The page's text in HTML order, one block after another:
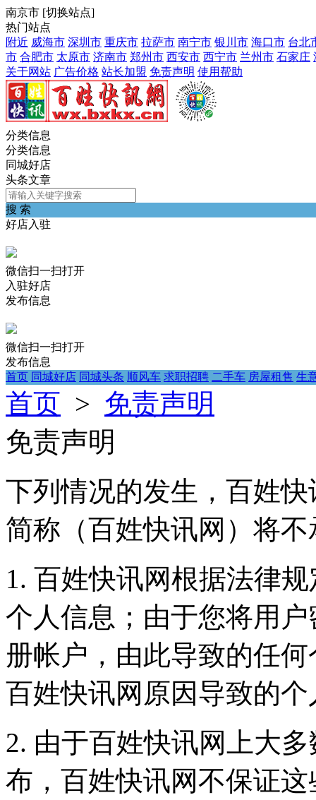
南京市 [切换站点]
热门站点
附近 威海市 深圳市 重庆市 拉萨市 南宁市 银川市 海口市 台北
市 合肥市 太原市 济南市 郑州市 西安市 西宁市 兰州市 石家庄
关于网站 广告价格 站长加盟 免责声明 使用帮助
分类信息
分类信息
同城好店
头条文章
搜 索
好店入驻
微信扫一扫打开
入驻好店
发布信息
微信扫一扫打开
发布信息
首页 同城好店 同城头条 顺风车 求职招聘 二手车 房屋租售 生
首页 > 免责声明
免责声明
下列情况的发生，百姓
简称（百姓快讯网）将
1. 百姓快讯网根据法律
个人信息；由于您将用
册帐户，由此导致的任
百姓快讯网原因导致的
2. 由于百姓快讯网上大
布，百姓快讯网不保证